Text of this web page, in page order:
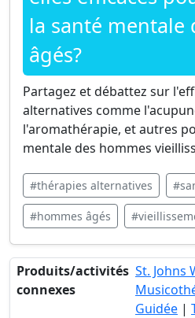
la santé mentale
âgés?
Partagez et débattez sur
alternatives comme
l'aromathérapie, et autres
mentale des hommes
#thérapies alternatives
#hommes âgés
Produits/activités
connexes
St. Johns
Guidée |